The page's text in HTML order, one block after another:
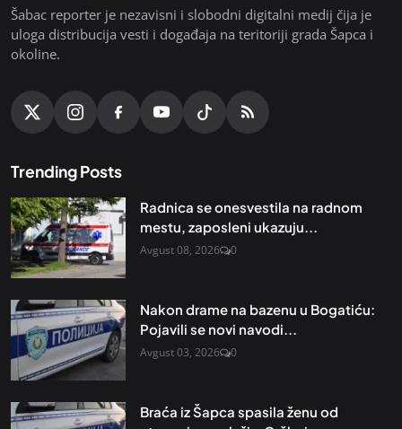
Šabac reporter je nezavisni i slobodni digitalni medij čija je
uloga distribucija vesti i događaja na teritoriji grada Šapca i
okoline.
Trending Posts
Radnica se onesvestila na radnom
mestu, zaposleni ukazuju...
Avgust 08, 2026 0
Nakon drame na bazenu u Bogatiću:
Pojavili se novi navodi...
Avgust 03, 2026 0
Braća iz Šapca spasila ženu od